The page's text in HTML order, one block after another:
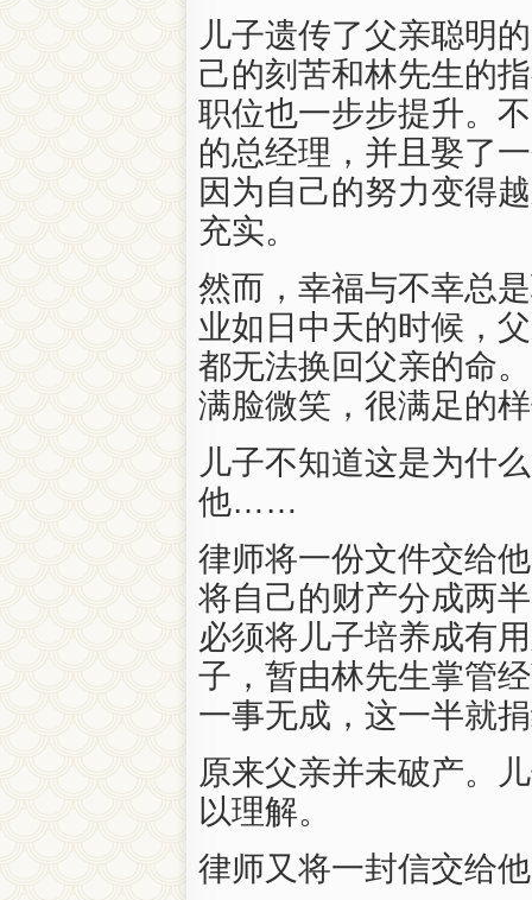
儿子遗传了父亲聪明
己的刻苦和林先生的
职位也一步步提升。
的总经理，并且娶了
因为自己的努力变得
充实。
然而，幸福与不幸总
业如日中天的时候，
都无法换回父亲的命
满脸微笑，很满足的
儿子不知道这是为什
他……
律师将一份文件交给
将自己的财产分成两
必须将儿子培养成有
子，暂由林先生掌管
一事无成，这一半就
原来父亲并未破产。
以理解。
律师又将一封信交给